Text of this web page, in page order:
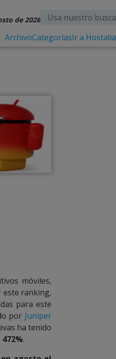
de 2026
ArchivoCategoríasIr a Hostalia
móviles,
este ranking,
para este
por Juniper
ha tenido
.